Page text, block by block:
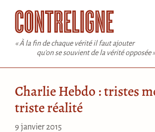
contenu
« À la fin de chaque vérité il faut ajouter
qu'on se souvient de la vérité opposée
Charlie Hebdo : tristes
triste réalité
9 janvier 2015